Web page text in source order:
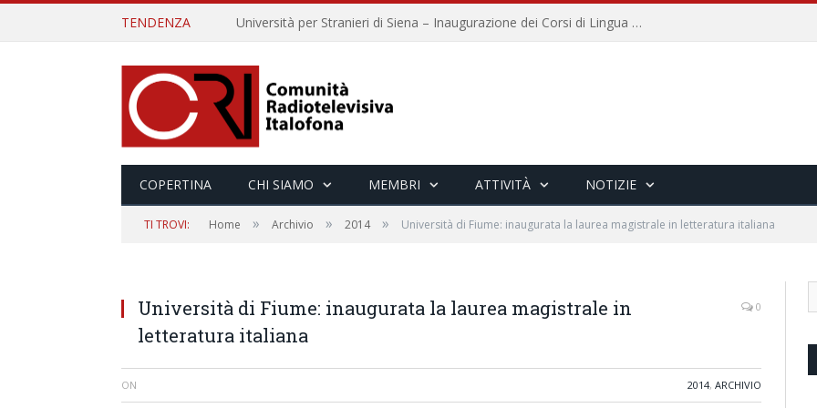
TENDENZA Università per Stranieri di Siena – Inaugurazione dei Corsi di Lingua e Cultura Italiana, 109a annata
COPERTINA CHI SIAMO MEMBRI ATTIVITÀ NOTIZIE
TI TROVI: Home » Archivio » 2014 » Università di Fiume: inaugurata la laurea magistrale in letteratura italiana
Università di Fiume: inaugurata la laurea magistrale in
letteratura italiana
0
ON 2014, ARCHIVIO